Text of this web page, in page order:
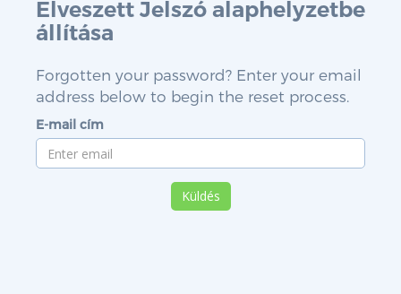
Elveszett Jelszó alaphelyzetbe
állítása
Forgotten your password? Enter your email
address below to begin the reset process.
E-mail cím
Küldés